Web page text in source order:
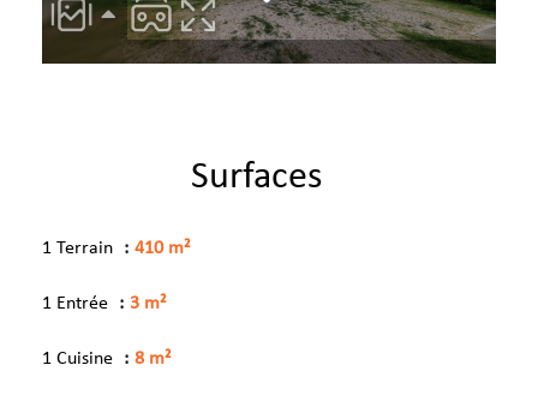
Surfaces
1 Terrain 410 m²
1 Entrée 3 m²
1 Cuisine 8 m²